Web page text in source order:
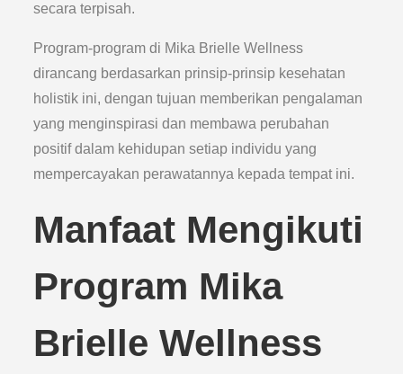
secara terpisah.
Program-program di Mika Brielle Wellness
dirancang berdasarkan prinsip-prinsip kesehatan
holistik ini, dengan tujuan memberikan pengalaman
yang menginspirasi dan membawa perubahan
positif dalam kehidupan setiap individu yang
mempercayakan perawatannya kepada tempat ini.
Manfaat Mengikuti
Program Mika
Brielle Wellness